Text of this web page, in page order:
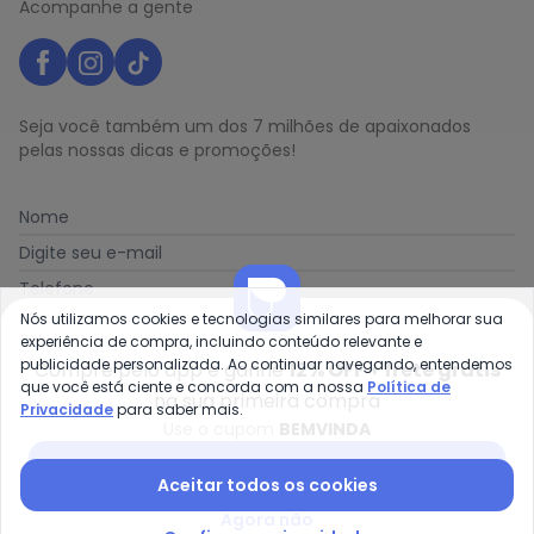
Acompanhe a gente
Seja você também um dos 7 milhões de apaixonados
pelas nossas dicas e promoções!
Nome
Digite seu e-mail
Telefone
Receber novidades
Ao enviar o cadastro, você concorda com a nossa Política
de Privacidade
Posthaus é uma marca da Posthaus Ltda / CNPJ:
Compre pelo app e ganhe12% OFF + frete grátis
na sua primeira compra
Nós utilizamos cookies e tecnologias similares para melhorar sua
experiência de compra, incluindo conteúdo relevante e
publicidade personalizada. Ao continuar navegando, entendemos
que você está ciente e concorda com a nossa Política de
Privacidadepara saber mais.
Aceitar todos os cookies